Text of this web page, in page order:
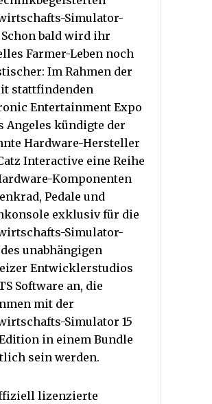
Simulator-
Schon bald wird ihr
Farmer-Leben noch
Im Rahmen der
stattfindenden
Entertainment Expo
Angeles kündigte der
Hardware-Hersteller
Interactive eine Reihe
Komponenten
Pedale und
exklusiv für die
Simulator-
unabhängigen
Entwicklerstudios
Software an, die
mit der
Simulator 15
in einem Bundle
sein werden.
lizenzierte